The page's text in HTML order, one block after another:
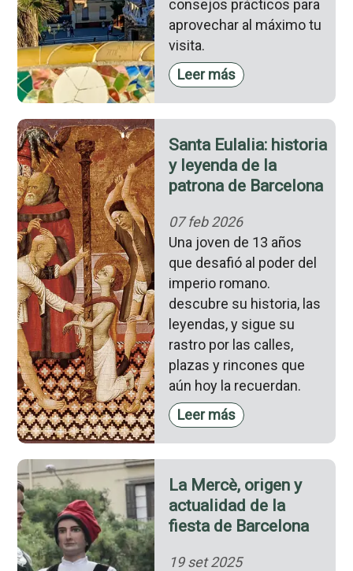
consejos prácticos para
aprovechar al máximo tu
visita.
Leer más
Santa Eulalia: historia
y leyenda de la
patrona de Barcelona
07 feb 2026
Una joven de 13 años
que desafió al poder del
imperio romano.
descubre su historia, las
leyendas, y sigue su
rastro por las calles,
plazas y rincones que
aún hoy la recuerdan.
Leer más
La Mercè, origen y
actualidad de la
fiesta de Barcelona
19 set 2025